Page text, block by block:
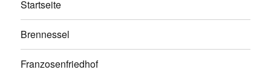
Startseite
Brennessel
Franzosenfriedhof